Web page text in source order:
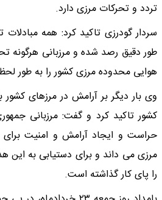
تردد و تحرکات مرزی دارد.
سردار گودرزی تاکید کرد: همه
طور دقیق رصد شده و مرزبانی هرگونه
هوایی محدوده مرزی کشور را به طور
وی بار دیگر بر آرامش در مرزهای
کشور تاکید کرد و گفت: مرزبانی
حراست و ایجاد آرامش و امنیت
مرزی می داند و برای دستیابی به
را پای کار گذاشته است.